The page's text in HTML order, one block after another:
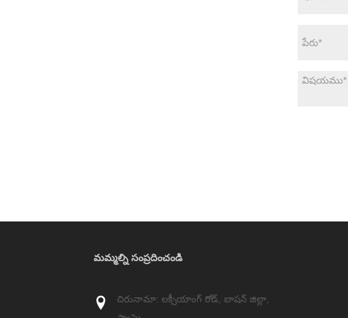
మమ్మల్ని సంప్రదించండి
చిరునామా: లక్సీయాంగ్ రోడ్, బాషన్ జిల్లా,